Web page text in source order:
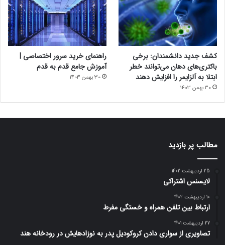
کشف جدید دانشمندان: برخی
باکتری‌های دهان می‌توانند خطر
ابتلا به آلزایمر را افزایش دهند
30 بهمن 1403
راهنمای خرید سرور اختصاصی |
آموزش جامع قدم به قدم
30 بهمن 1403
مطالب پر بازدید
25 اردیبهشت 1402
لایسنس اشتراکی
10 اردیبهشت 1402
ارتباط بین تلفن همراه و خستگی مفرط
27 اردیبهشت 1401
تصاویری از سواری دادن کروکودیل پدر به نوزادهایش در رودخانه هند